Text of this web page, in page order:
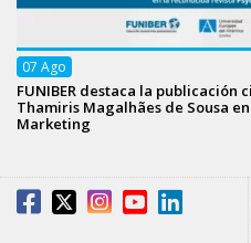
07 Ago
FUNIBER destaca la publicación
Thamiris Magalhães de Sousa
Marketing